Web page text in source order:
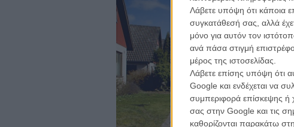
Λάβετε υπόψη ότι κάποια
συγκατάθεσή σας, αλλά
μόνο για αυτόν τον
ανά πάσα στιγμή
μέρος της ιστοσελίδας.
Λάβετε επίσης υπόψη ότι
Google και ενδέχεται να
συμπεριφορά επίσκεψης ή
σας στην Google και τις
καθορίζονται παρακάτω